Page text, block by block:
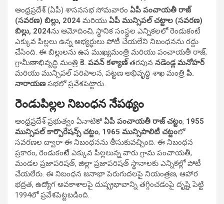
ఆంధ్రప్రదేశ్ (ఏపీ) శాసనసభ సోమవారం ఏపీ పంచాయతీ రాజ్
(సవరణ) బిల్లు, 2024 మరియు ఏపీ మున్సిపల్ చట్టాల (సవరణ)
బిల్లు, 2024ను ఆమోదించి, స్థానిక సంస్థల ఎన్నికలలో రెండుకంటే
ఎక్కువ పిల్లలు ఉన్న అభ్యర్థులు పోటీ చేయలేని నిబంధనను రద్దు
చేసింది. ఈ బిల్లులను ఉప ముఖ్యమంత్రి మరియు పంచాయతీ రాజ్,
గ్రామీణాభివృద్ధి మంత్రి కె. పవన్ కళ్యాణ్తరపున నడెండ్ల మనోహర్
మరియు మున్సిపల్ పరిపాలన, పట్టణ అభివృద్ధి శాఖ మంత్రి పి.
నారాయణసభలో ప్రవేశపెట్టారు.
రెండుపిల్లల నిబంధన నేపథ్యం
ఆంధ్రప్రదేశ్ ప్రభుత్వం ఏనాటికో ఏపీ పంచాయతీ రాజ్ చట్టం, 1955
మున్సిపల్ కార్పొరేషన్స్ చట్టం, 1965 మున్సిపాలిటీ చట్టంలో
సవరణల ద్వారా ఈ నిబంధనను తీసుకువచ్చింది. ఈ నిబంధన
ప్రకారం, రెండుకంటే ఎక్కువ పిల్లలున్న వారు గ్రామ పంచాయతీ,
మండల ప్రజాపరిషత్, జిల్లా ప్రజాపరిషత్ స్థానాలకు ఎన్నికల్లో పోటీ
చేయలేరు. ఈ నిబంధన జనాభా పెరుగుదలపై నియంత్రణ, ఆహార
భద్రత, ఉద్యోగ అవకాశాలపై దుష్ప్రభావాన్ని తగ్గించడంపై దృష్టి పెట్టి
1994లో ప్రవేశపెట్టబడింది.